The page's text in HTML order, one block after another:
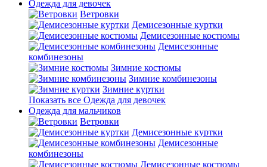
Одежда для девочек
Ветровки
Демисезонные куртки
Демисезонные костюмы
Демисезонные
комбинезоны
Зимние костюмы
Зимние комбинезоны
Зимние куртки
Показать все Одежда для девочек
Одежда для мальчиков
Ветровки
Демисезонные куртки
Демисезонные
комбинезоны
Демисезонные костюмы